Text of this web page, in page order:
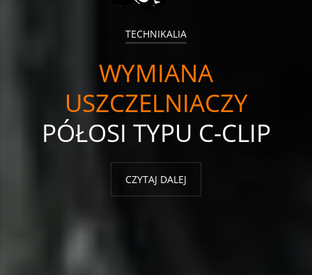
TECHNIKALIA
WYMIANA
USZCZELNIACZY
PÓŁOSI TYPU C-CLIP
CZYTAJ DALEJ